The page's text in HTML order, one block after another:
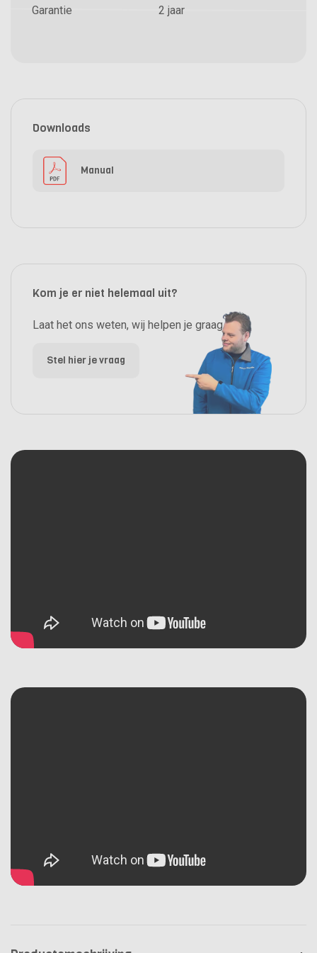
Garantie
2 jaar
Downloads
Manual
Kom je er niet helemaal uit?
Laat het ons weten, wij helpen je graag.
Stel hier je vraag